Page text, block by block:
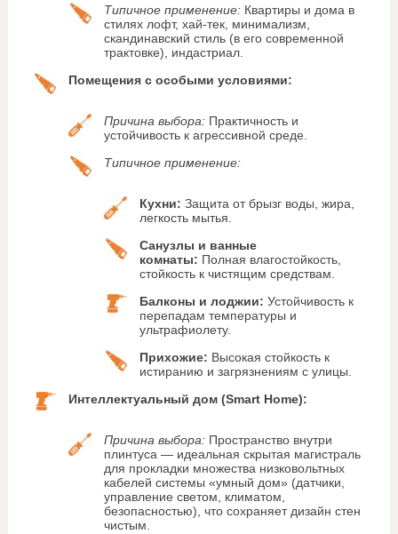
Типичное применение:Квартиры и дома в
стилях лофт, хай-тек, минимализм,
скандинавский стиль (в его современной
трактовке), индастриал.
Помещения с особыми условиями:
Причина выбора:Практичность и
устойчивость к агрессивной среде.
Типичное применение:
Кухни: Защита от брызг воды, жира,
легкость мытья.
Санузлы и ванные
комнаты: Полная влагостойкость,
стойкость к чистящим средствам.
Балконы и лоджии: Устойчивость к
перепадам температуры и
ультрафиолету.
Прихожие: Высокая стойкость к
истиранию и загрязнениям с улицы.
Интеллектуальный дом (Smart Home):
Причина выбора:Пространство внутри
плинтуса — идеальная скрытая магистраль
для прокладки множества низковольтных
кабелей системы «умный дом» (датчики,
управление светом, климатом,
безопасностью), что сохраняет дизайн стен
чистым.